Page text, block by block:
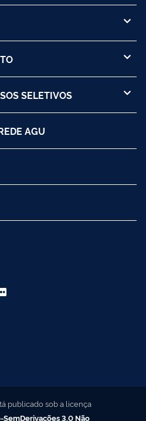
SELETIVOS
AGU
publicado sob a licença
3.0 Não